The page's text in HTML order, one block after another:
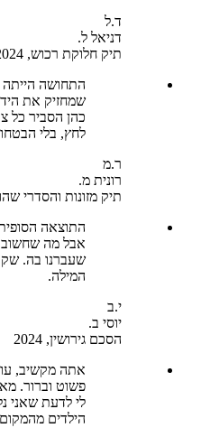
ד.ל
דניאל ל.
תיק חלוקת רכוש, 2024
התחושה
שמחזיק את
כהן הסביר כל
לחץ, בלי
ר.מ
רונית מ.
תיק מזונות והסדרי
התוצאה
אבל מה
שעברנו בה.
המילה.
י.ב
יוסי ב.
הסכם גירושין, 2024
אתה מקשיב,
פשוט וברור.
לי לדעת שאני
הילדים מהמקום